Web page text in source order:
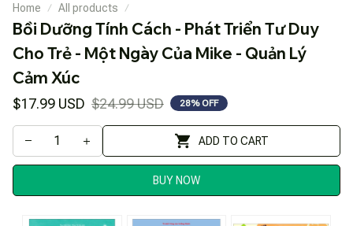
Home All products
Bồi Dưỡng Tính Cách - Phát Triển Tư Duy
Cho Trẻ - Một Ngày Của Mike - Quản Lý
Cảm Xúc
$17.99 USD $24.99 USD 28% OFF
ADD TO CART
BUY NOW